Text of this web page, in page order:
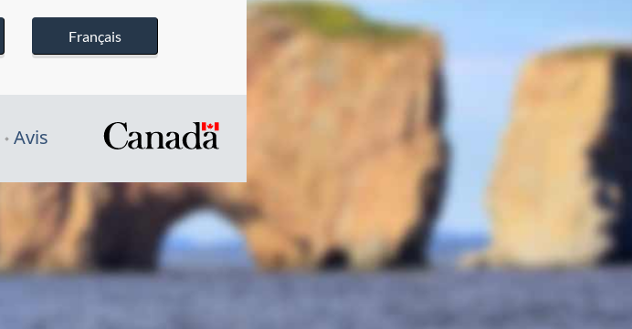
Français
Avis
/
du
gouvernement
du